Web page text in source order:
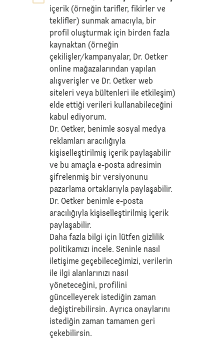
içerik (örneğin tarifler, fikirler ve
teklifler) sunmak amacıyla, bir
profil oluşturmak için birden fazla
kaynaktan (örneğin
çekilişler/kampanyalar, Dr. Oetker
online mağazalarından yapılan
alışverişler ve Dr. Oetker web
siteleri veya bültenleri ile etkileşim)
elde ettiği verileri kullanabileceğini
kabul ediyorum.
Dr. Oetker, benimle sosyal medya
reklamları aracılığıyla
kişiselleştirilmiş içerik paylaşabilir
ve bu amaçla e-posta adresimin
şifrelenmiş bir versiyonunu
pazarlama ortaklarıyla paylaşabilir.
Dr. Oetker benimle e-posta
aracılığıyla kişiselleştirilmiş içerik
paylaşabilir.
Daha fazla bilgi için lütfengizlilik
politikamızı incele. Seninle nasıl
iletişime geçebileceğimizi, verilerin
ile ilgi alanlarınızı nasıl
yöneteceğini, profilini
güncelleyerek istediğin zaman
değiştirebilirsin. Ayrıca onaylarını
istediğin zaman tamamen geri
çekebilirsin.